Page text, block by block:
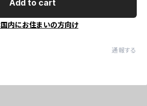
Add to cart
内にお住まいの方向け
通報する